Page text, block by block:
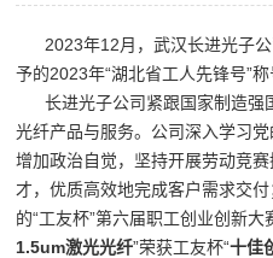
2023年12月，武汉长进光子公
予的2023年“湖北省工人先锋号”称
长进光子公司紧跟国家制造强
光纤产品与服务。公司深入学习
增加政治自觉，坚持开展劳动竞
才，优质高效地完成客户需求交
的“工友杯”第六届职工创业创新
1.5um激光光纤”荣获工友杯“十佳